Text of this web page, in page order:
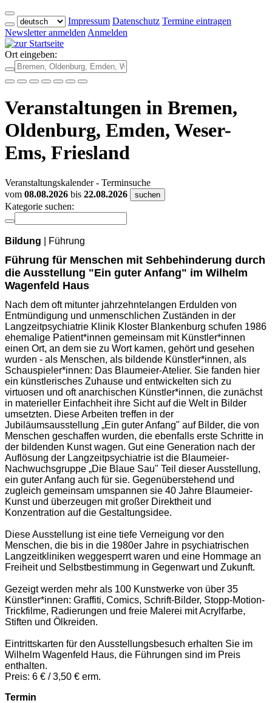
Impressum Datenschutz Termine eintragen
Newsletter anmelden Anmelden
Ort eingeben:
Veranstaltungen in Bremen,
Oldenburg, Emden, Weser-
Ems, Friesland
Veranstaltungskalender - Terminsuche
vom 08.08.2026 bis 22.08.2026 suchen
Kategorie suchen:
Bildung | Führung
Führung für Menschen mit Sehbehinderung durch
die Ausstellung "Ein guter Anfang" im Wilhelm
Wagenfeld Haus
Nach dem oft mitunter jahrzehntelangen Erdulden von
Entmündigung und unmenschlichen Zuständen in der
Langzeitpsychiatrie Klinik Kloster Blankenburg schufen 1986
ehemalige Patient*innen gemeinsam mit Künstler*innen
einen Ort, an dem sie zu Wort kamen, gehört und gesehen
wurden - als Menschen, als bildende Künstler*innen, als
Schauspieler*innen: Das Blaumeier-Atelier. Sie fanden hier
ein künstlerisches Zuhause und entwickelten sich zu
virtuosen und oft anarchischen Künstler*innen, die zunächst
in materieller Einfachheit ihre Sicht auf die Welt in Bilder
umsetzten. Diese Arbeiten treffen in der
Jubiläumsausstellung „Ein guter Anfang" auf Bilder, die von
Menschen geschaffen wurden, die ebenfalls erste Schritte in
der bildenden Kunst wagen. Gut eine Generation nach der
Auflösung der Langzeitpsychiatrie ist die Blaumeier-
Nachwuchsgruppe „Die Blaue Sau" Teil dieser Ausstellung,
ein guter Anfang auch für sie. Gegenüberstehend und
zugleich gemeinsam umspannen sie 40 Jahre Blaumeier-
Kunst und überzeugen mit großer Direktheit und
Konzentration auf die Gestaltungsidee.
Diese Ausstellung ist eine tiefe Verneigung vor den
Menschen, die bis in die 1980er Jahre in psychiatrischen
Langzeitkliniken weggesperrt waren und eine Hommage an
Freiheit und Selbstbestimmung in Gegenwart und Zukunft.
Gezeigt werden mehr als 100 Kunstwerke von über 35
Künstler*innen: Graffiti, Comics, Schrift-Bilder, Stopp-Motion-
Trickfilme, Radierungen und freie Malerei mit Acrylfarbe,
Stiften und Ölkreiden.
Eintrittskarten für den Ausstellungsbesuch erhalten Sie im
Wilhelm Wagenfeld Haus, die Führungen sind im Preis
enthalten.
Preis: 6 € / 3,50 € erm.
Termin